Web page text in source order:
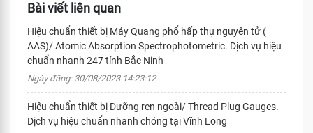
Bài viết liên quan
Hiệu chuẩn thiết bị Máy Quang phổ hấp thụ nguyên tử (
AAS)/ Atomic Absorption Spectrophotometric. Dịch vụ hiệu
chuẩn nhanh 247 tỉnh Bắc Ninh
Ngày đăng: 30/08/2023 14:23:12
Hiệu chuẩn thiết bị Dưỡng ren ngoài/ Thread Plug Gauges.
Dịch vụ hiệu chuẩn nhanh chóng tại Vĩnh Long